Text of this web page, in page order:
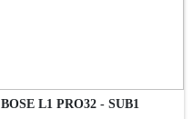
BOSE L1 PRO32 - SUB1